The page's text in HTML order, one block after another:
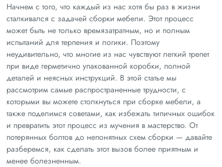
Начнем с того, что каждый из нас хотя бы раз в жизни
сталкивался с задачей сборки мебели. Этот процесс
может быть не только времязатратным, но и полным
испытаний для терпения и логики. Поэтому
неудивительно, что многие из нас чувствуют легкий трепет
при виде герметично упакованной коробки, полной
деталей и неясных инструкций. В этой статье мы
рассмотрим самые распространенные трудности, с
которыми вы можете столкнуться при сборке мебели, а
также поделимся советами, как избежать типичных ошибок
и превратить этот процесс из мучения в мастерство. От
потерянных болтов до непонятных схем сборки — давайте
разберемся, как сделать этот вызов более приятным и
менее болезненным.